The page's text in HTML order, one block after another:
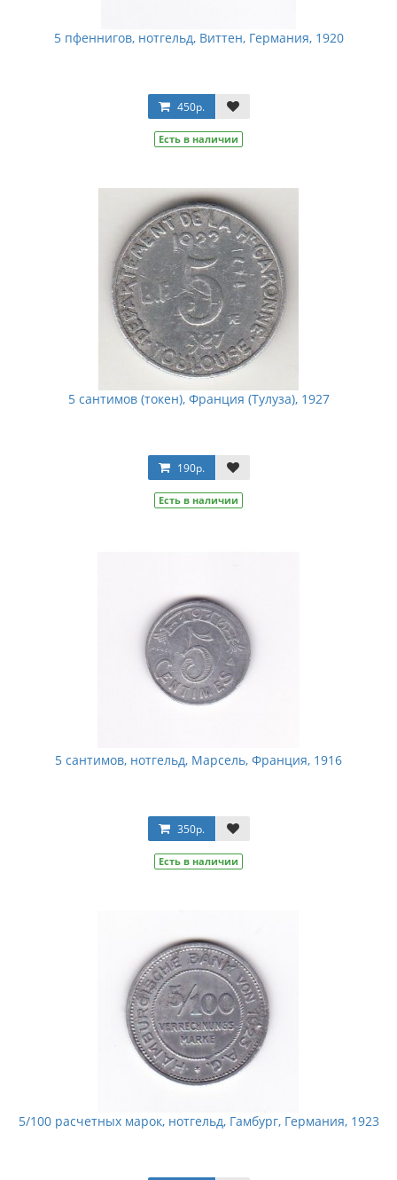
5 пфеннигов, нотгельд, Виттен, Германия, 1920
450р.
Есть в наличии
5 сантимов (токен), Франция (Тулуза), 1927
190р.
Есть в наличии
5 сантимов, нотгельд, Марсель, Франция, 1916
350р.
Есть в наличии
5/100 расчетных марок, нотгельд, Гамбург, Германия, 1923